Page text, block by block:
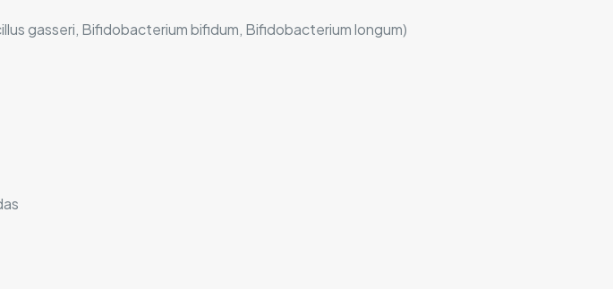
gasseri, Bifidobacterium bifidum, Bifidobacterium longum)